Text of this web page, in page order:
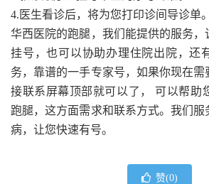
4.医生看诊后，将为您打印诊间导诊单。
华西医院的跑腿，我们能提供的服务
挂号，也可以协助办理住院出院，还
务，靠谱的一手专家号，如果你现在需
接联系屏幕顶部就可以了， 可以帮助
跑腿，这方面需求和联系方式。我们服
病，让您快速有号。
赞(0)